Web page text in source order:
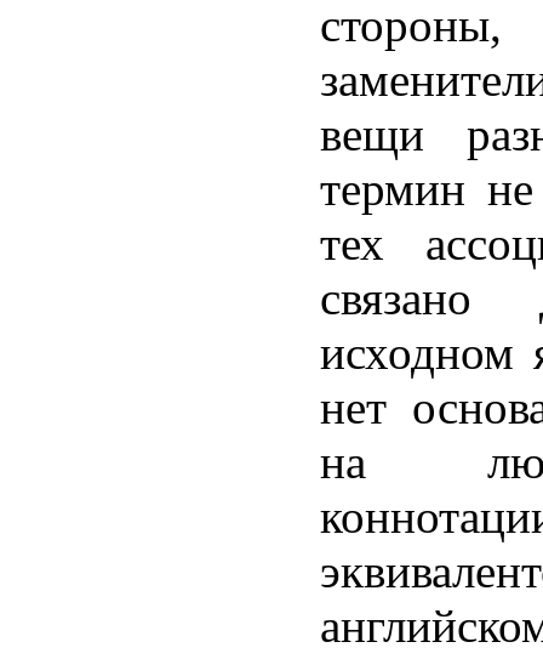
вещи
термин
тех
исходном
нет
на